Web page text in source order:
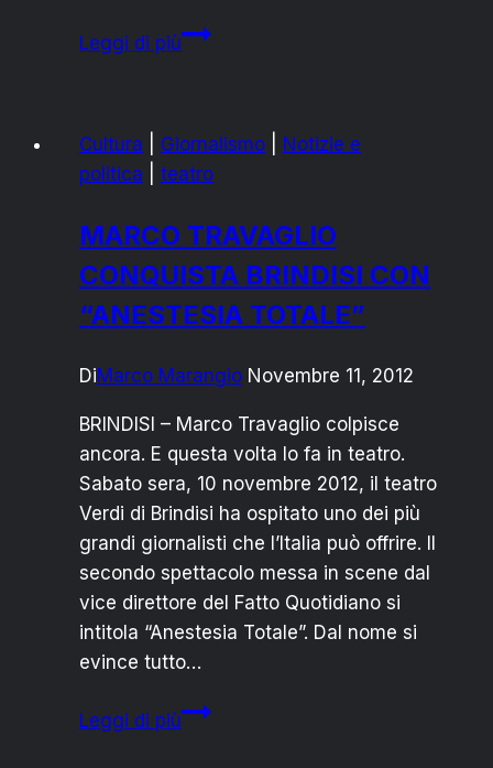
Leggi di piùCaso
silenzio
in
Cultura Giornalismo
Notizie e
politica
teatro
MARCO TRAVAGLIO
CONQUISTA BRINDISI CON
“ANESTESIA TOTALE”
DiMarco Marangio Novembre 11, 2012
BRINDISI – Marco Travaglio colpisce
ancora. E questa volta lo fa in teatro.
Sabato sera, 10 novembre 2012, il teatro
Verdi di Brindisi ha ospitato uno dei più
grandi giornalisti che l’Italia può offrire. Il
secondo spettacolo messa in scene dal
vice direttore del Fatto Quotidiano si
intitola “Anestesia Totale”. Dal nome si
evince tutto…
Leggi di piùMARCO